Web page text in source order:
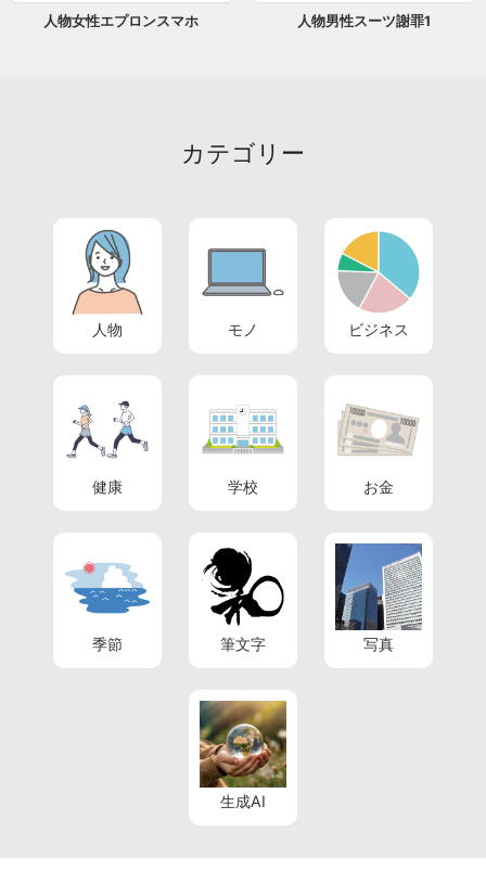
人物女性エプロンスマホ 人物男性スーツ謝罪1
カテゴリー
人物 モノ ビジネス
健康 学校 お金
季節 筆文字 写真
生成AI